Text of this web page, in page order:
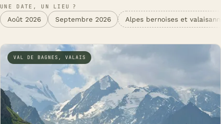
UNE DATE, UN LIEU ?
Août 2026 Septembre 2026 Alpes bernoises et
VAL DE BAGNES, VALAIS